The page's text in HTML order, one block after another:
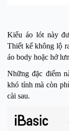
Kiểu áo lót này
Thiết kế không lộ
áo body hoặc hở
Những đặc điểm
khó tính mà còn
cài sau.